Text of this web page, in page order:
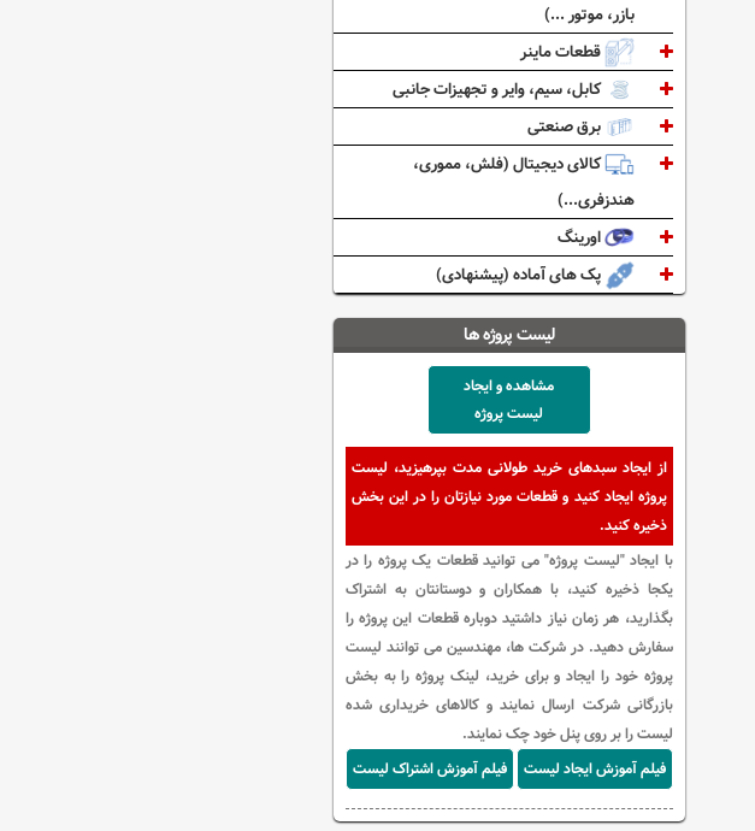
بازر، موتور ...)
قطعات ماینر
کابل، سیم، وایر و تجهیزات جانبی
برق صنعتی
کالای دیجیتال (فلش، مموری،
هندزفری...)
اورینگ
پک های آماده (پیشنهادی)
لیست پروژه ها
مشاهده و ایجاد
لیست پروژه
از ایجاد سبدهای خرید طولانی مدت بپرهیزید، لیست
پروژه ایجاد کنید و قطعات مورد نیازتان را در این بخش
ذخیره کنید.
با ایجاد "لیست پروژه" می توانید قطعات یک پروژه را در
یکجا ذخیره کنید، با همکاران و دوستانتان به اشتراک
بگذارید، هر زمان نیاز داشتید دوباره قطعات این پروژه را
سفارش دهید. در شرکت ها، مهندسین می توانند لیست
پروژه خود را ایجاد و برای خرید، لینک پروژه را به بخش
بازرگانی شرکت ارسال نمایند و کالاهای خریداری شده
لیست را بر روی پنل خود چک نمایند.
فیلم آموزش ایجاد لیست
فیلم آموزش اشتراک لیست